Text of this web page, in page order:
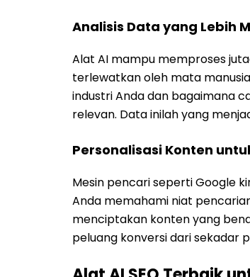
Analisis Data yang Lebih
Alat AI mampu memproses
terlewatkan oleh mata
industri Anda dan bagaimana
relevan. Data inilah yang
Personalisasi Konten
Mesin pencari seperti Google
Anda memahami niat
menciptakan konten yang
peluang konversi dari sekadar